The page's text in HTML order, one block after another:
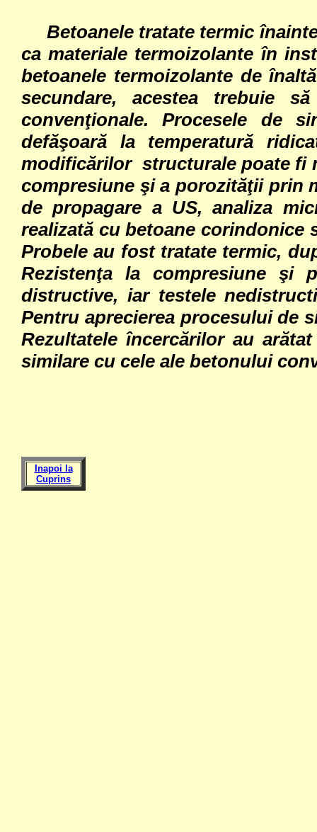
Betoanele tratate termic
ca materiale termoizolante în
betoanele termoizolante de
secundare, acestea trebuie
convenţionale. Procesele de
defăşoară la temperatură
modificărilor structurale poate fi
compresiune şi a porozităţii prin
de propagare a US, analiza
realizată cu betoane
Probele au fost tratate termic,
Rezistenţa la compresiune şi
distructive, iar testele
Pentru aprecierea procesului de
Rezultatele încercărilor au
similare cu cele ale betonului
Inapoi la
Cuprins